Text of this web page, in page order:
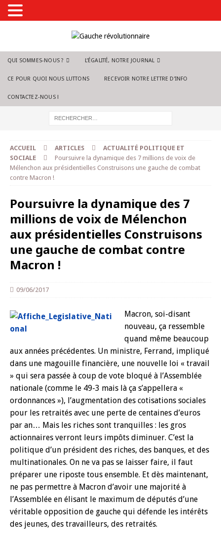
QUI SOMMES-NOUS ? L’ÉGALITÉ, NOTRE JOURNAL
CE POUR QUOI NOUS LUTTONS RECEVOIR NOTRE LETTRE D’INFO
CONTACTEZ-NOUS !
ACCUEIL ARTICLES
ACTUALITÉ POLITIQUE ET
SOCIALE
Poursuivre la dynamique des 7 millions de voix de
Mélenchon aux présidentielles Construisons une gauche de combat
contre Macron !
Poursuivre la dynamique des 7
millions de voix de Mélenchon
aux présidentielles Construisons
une gauche de combat contre
Macron !
09/06/2017
Macron, soi-disant
nouveau, ça ressemble
quand même beaucoup
aux années précédentes. Un ministre, Ferrand, impliqué
dans une magouille financière, une nouvelle loi « travail
» qui sera passée à coup de vote bloqué à l’Assemblée
nationale (comme le 49-3 mais là ça s’appellera «
ordonnances »), l’augmentation des cotisations sociales
pour les retraités avec une perte de centaines d’euros
par an… Mais les riches sont tranquilles : les gros
actionnaires verront leurs impôts diminuer. C’est la
politique d’un président des riches, des banques, et des
multinationales. On ne va pas se laisser faire, il faut
préparer une riposte tous ensemble. Et dès maintenant,
ne pas permettre à Macron d’avoir une majorité à
l’Assemblée en élisant le maximum de députés d’une
véritable opposition de gauche qui défende les intérêts
des jeunes, des travailleurs, des retraités.